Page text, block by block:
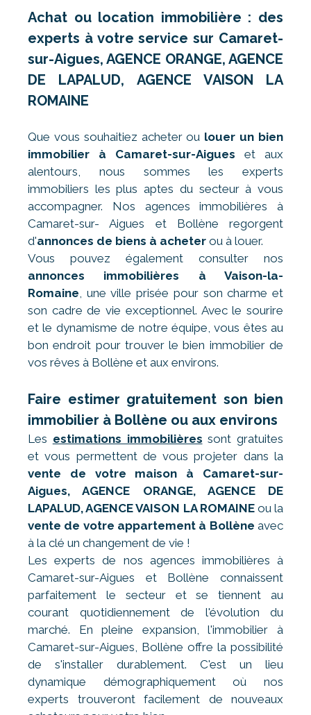
Achat ou location immobilière : des
experts à votre service sur Camaret-
sur-Aigues, AGENCE ORANGE, AGENCE
DE LAPALUD, AGENCE VAISON LA
ROMAINE
Que vous souhaitiez acheter ou louer un bien
immobilier à Camaret-sur-Aigues et aux
alentours, nous sommes les experts
immobiliers les plus aptes du secteur à vous
accompagner. Nos agences immobilières à
Camaret-sur- Aigues et Bollène regorgent
d'annonces de biens à acheter ou à louer.
Vous pouvez également consulter nos
annonces immobilières à Vaison-la-
Romaine, une ville prisée pour son charme et
son cadre de vie exceptionnel. Avec le sourire
et le dynamisme de notre équipe, vous êtes au
bon endroit pour trouver le bien immobilier de
vos rêves à Bollène et aux environs.
Faire estimer gratuitement son bien
immobilier à Bollène ou aux environs
Les estimations immobilières sont gratuites
et vous permettent de vous projeter dans la
vente de votre maison à Camaret-sur-
Aigues, AGENCE ORANGE, AGENCE DE
LAPALUD, AGENCE VAISON LA ROMAINEou la
vente de votre appartement à Bollène avec
à la clé un changement de vie !
Les experts de nos agences immobilières à
Camaret-sur-Aigues et Bollène connaissent
parfaitement le secteur et se tiennent au
courant quotidiennement de l'évolution du
marché. En pleine expansion, l'immobilier à
Camaret-sur-Aigues, Bollène offre la possibilité
de s'installer durablement. C'est un lieu
dynamique démographiquement où nos
experts trouveront facilement de nouveaux